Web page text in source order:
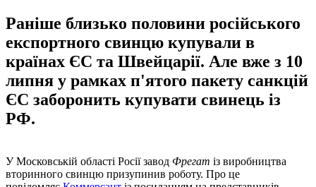
Раніше близько половини російського
експортного свинцю купували в
країнах ЄС та Швейцарії. Але вже з 10
липня у рамках п'ятого пакету санкцій
ЄС заборонить купувати свинець із
РФ.
У Московській області Росії завод Фрегат із виробництва
вторинного свинцю призупинив роботу. Про це